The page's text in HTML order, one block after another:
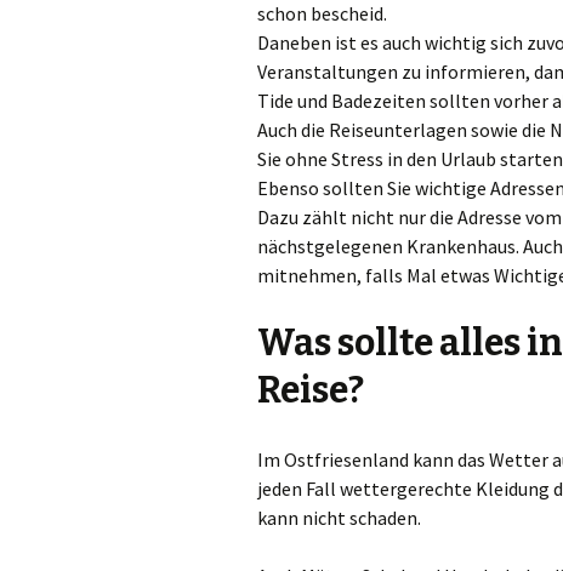
schon bescheid.
Daneben ist es auch wichtig sich
Veranstaltungen zu informieren,
Tide und Badezeiten sollten vorher
Auch die Reiseunterlagen sowie
Sie ohne Stress in den Urlaub
Ebenso sollten Sie wichtige
Dazu zählt nicht nur die Adresse
nächstgelegenen Krankenhaus.
mitnehmen, falls Mal etwas
Was sollte alles
Reise?
Im Ostfriesenland kann das Wetter
jeden Fall wettergerechte Kleidung
kann nicht schaden.